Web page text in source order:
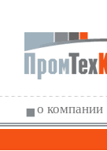
о компании